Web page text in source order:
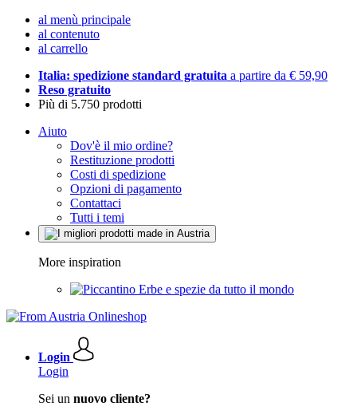
al menù principale
al contenuto
al carrello
Italia: spedizione standard gratuita a partire da € 59,90
Reso gratuito
Più di 5.750 prodotti
Aiuto
Dov'è il mio ordine?
Restituzione prodotti
Costi di spedizione
Opzioni di pagamento
Contattaci
Tutti i temi
More inspiration
Erbe e spezie da tutto il mondo
Login
Login
Sei un nuovo cliente?